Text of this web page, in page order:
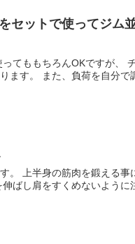
セットで使ってジム
んOKですが、 チューブバーとセ
整できるの
こり